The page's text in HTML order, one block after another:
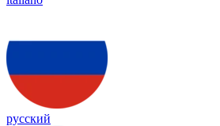
русский